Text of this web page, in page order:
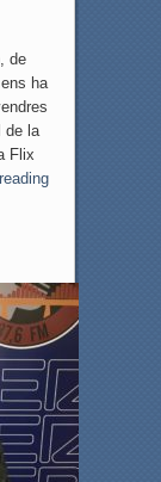
de
ha
de la
Flix